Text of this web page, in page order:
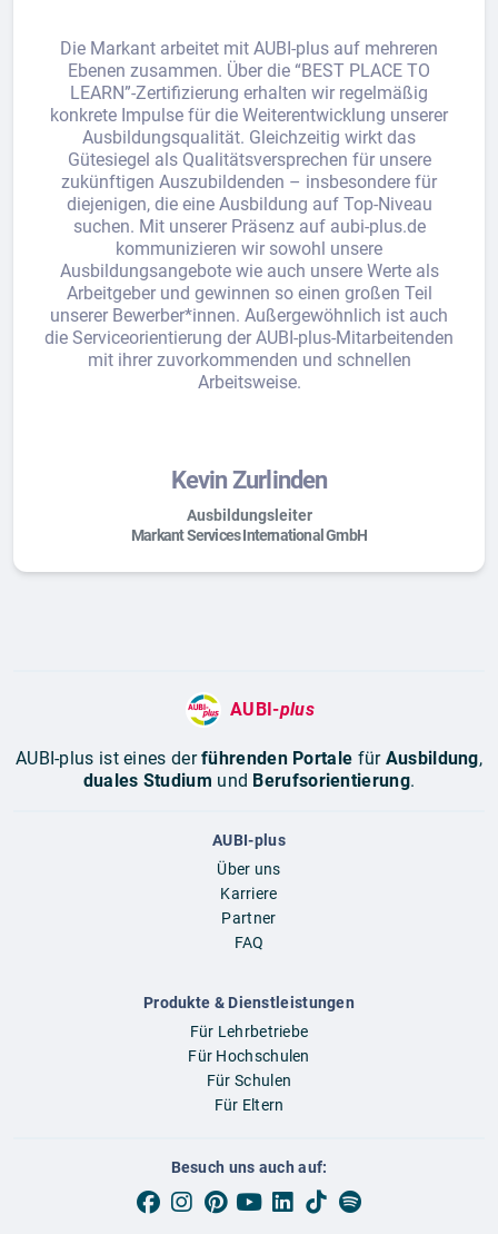
Die Markant arbeitet mit AUBI-plus auf mehreren
Ebenen zusammen. Über die “BEST PLACE TO
LEARN”-Zertifizierung erhalten wir regelmäßig
konkrete Impulse für die Weiterentwicklung unserer
Ausbildungsqualität. Gleichzeitig wirkt das
Gütesiegel als Qualitätsversprechen für unsere
zukünftigen Auszubildenden – insbesondere für
diejenigen, die eine Ausbildung auf Top-Niveau
suchen. Mit unserer Präsenz auf aubi-plus.de
kommunizieren wir sowohl unsere
Ausbildungsangebote wie auch unsere Werte als
Arbeitgeber und gewinnen so einen großen Teil
unserer Bewerber*innen. Außergewöhnlich ist auch
die Serviceorientierung der AUBI-plus-Mitarbeitenden
mit ihrer zuvorkommenden und schnellen
Arbeitsweise.
Kevin Zurlinden
Ausbildungsleiter
Markant Services International GmbH
AUBI-plus
AUBI-plus ist eines derführenden Portale für Ausbildung,
duales Studium und Berufsorientierung.
AUBI-plus
Über uns
Karriere
Partner
FAQ
Produkte & Dienstleistungen
Für Lehrbetriebe
Für Hochschulen
Für Schulen
Für Eltern
Besuch uns auch auf: